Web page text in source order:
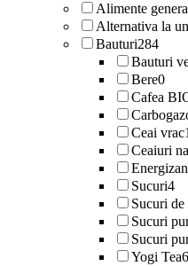
Alimente
Alternativa la
Bauturi284
Bauturi
Bere0
Cafea
Ceai vrac1
Ceaiuri
Sucuri4
Sucuri
Sucuri
Sucuri
Yogi Tea6